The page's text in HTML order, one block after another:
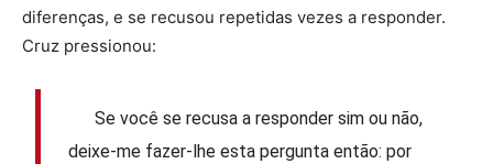
diferenças, e se recusou repetidas vezes a responder.
Cruz pressionou:
Se você se recusa a responder sim ou não,
deixe-me fazer-lhe esta pergunta então: por